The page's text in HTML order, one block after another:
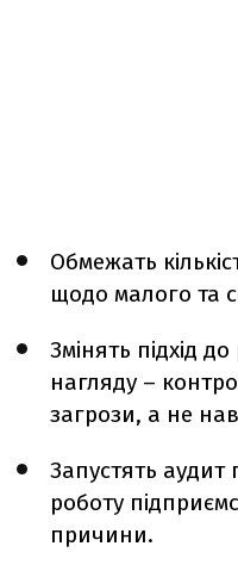
Обмежать
щодо малого та
Змінять підхід
нагляду –
загрози, а не
Запустять
роботу
причини.